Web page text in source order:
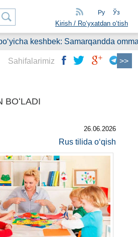
Ру Ўз
Kirish / Roʻyхatdan oʻtish
keshbek: Samarqandda
BOʻLADI
26.06.2026
Rus tilida oʻqish
Sahifalarimiz